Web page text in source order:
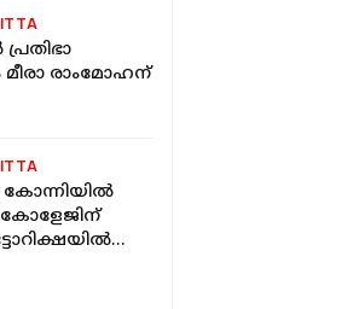
രാംമോഹന്
കോന്നിയില്‍